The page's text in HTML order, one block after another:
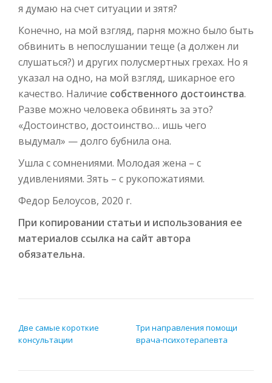
я думаю на счет ситуации и зятя?
Конечно, на мой взгляд, парня можно было быть
обвинить в непослушании теще (а должен ли
слушаться?) и других полусмертных грехах. Но я
указал на одно, на мой взгляд, шикарное его
качество. Наличие собственного достоинства.
Разве можно человека обвинять за это?
«Достоинство, достоинство… ишь чего
выдумал» — долго бубнила она.
Ушла с сомнениями. Молодая жена – с
удивлениями. Зять – с рукопожатиями.
Федор Белоусов, 2020 г.
При копировании статьи и использования ее
материалов ссылка на сайт автора
обязательна.
Две самые короткие
консультации
Три направления помощи
врача-психотерапевта